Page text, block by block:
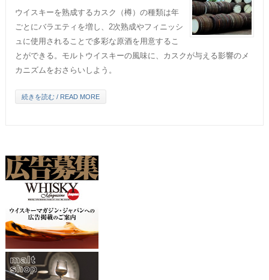
ウイスキーを熟成するカスク（樽）の種類は年
ごとにバラエティを増し、2次熟成やフィニッシ
ュに使用されることで多彩な原酒を用意するこ
とができる。モルトウイスキーの風味に、カスクが与える影響のメ
カニズムをおさらいしよう。
続きを読む / READ MORE